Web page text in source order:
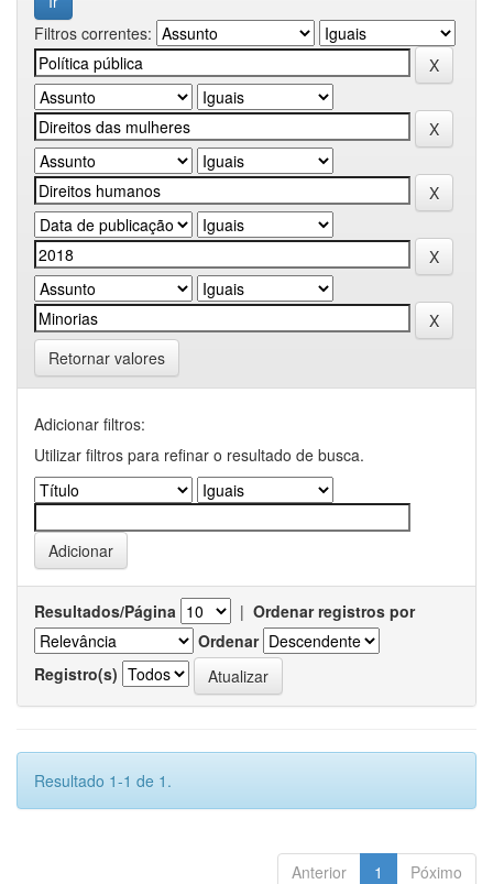
Filtros correntes:
Retornar valores
Adicionar filtros:
Utilizar filtros para refinar o resultado de busca.
Resultados/Página | Ordenar registros por
Ordenar
Registro(s)
Resultado 1-1 de 1.
Anterior 1 Póximo